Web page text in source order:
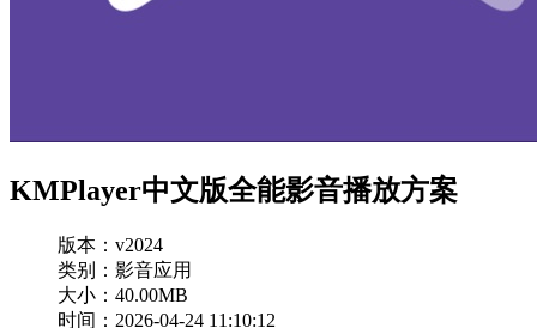
KMPlayer中文版全能影音播放方案
版本： v2024
类别：影音应用
大小：40.00MB
时间：2026-04-24 11:10:12